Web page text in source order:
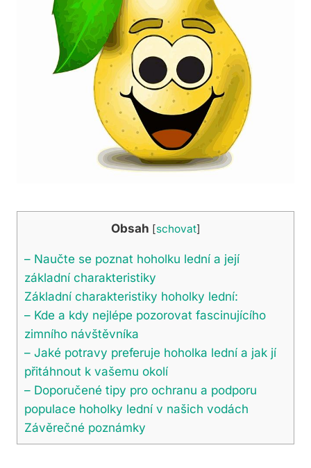
Obsah [schovat]
– Naučte se poznat hoholku lední ‍a její
základní charakteristiky
Základní charakteristiky hoholky‌ lední:
– Kde ​a ⁣kdy nejlépe pozorovat fascinujícího
⁢zimního návštěvníka
– Jaké potravy preferuje hoholka lední a⁣ jak jí
přitáhnout k vašemu okolí
– Doporučené tipy pro ⁣ochranu a podporu⁣
populace hoholky lední ‌v⁢ našich vodách
Závěrečné‌ poznámky